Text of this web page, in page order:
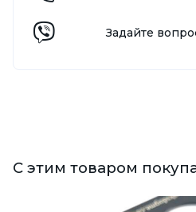
Задайте
С этим товаром